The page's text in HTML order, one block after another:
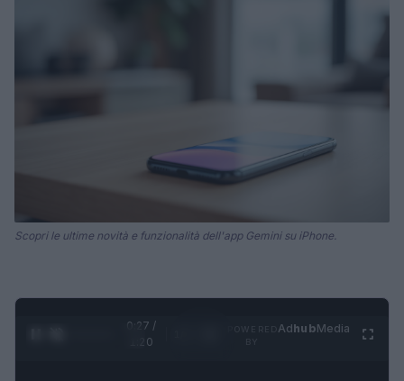
Scopri le ultime novità e funzionalità dell'app Gemini su iPhone.
0:28 /
1:20
AdhubMedia